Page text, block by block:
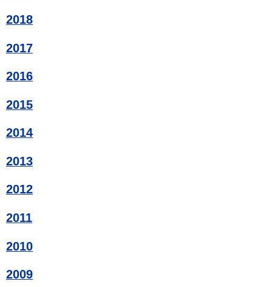
2018
2017
2016
2015
2014
2013
2012
2011
2010
2009